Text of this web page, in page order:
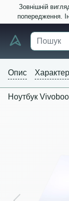
Зовнішній
попередження.
Опис
Ноутбук